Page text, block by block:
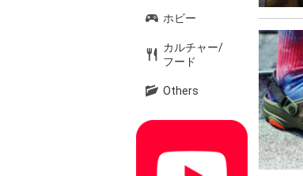
ホビー
カルチャー/
フード
Others